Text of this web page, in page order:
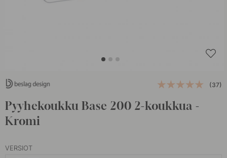
(37)
Pyyhekoukku Base 200 2-koukkua -
Kromi
VERSIOT